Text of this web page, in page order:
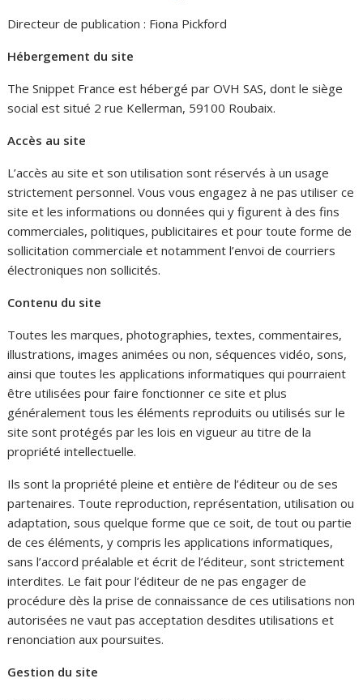
Directeur de publication : Fiona Pickford
Hébergement du site
The Snippet France est hébergé par OVH SAS, dont le siège
social est situé 2 rue Kellerman, 59100 Roubaix.
Accès au site
L’accès au site et son utilisation sont réservés à un usage
strictement personnel. Vous vous engagez à ne pas utiliser ce
site et les informations ou données qui y figurent à des fins
commerciales, politiques, publicitaires et pour toute forme de
sollicitation commerciale et notamment l’envoi de courriers
électroniques non sollicités.
Contenu du site
Toutes les marques, photographies, textes, commentaires,
illustrations, images animées ou non, séquences vidéo, sons,
ainsi que toutes les applications informatiques qui pourraient
être utilisées pour faire fonctionner ce site et plus
généralement tous les éléments reproduits ou utilisés sur le
site sont protégés par les lois en vigueur au titre de la
propriété intellectuelle.
Ils sont la propriété pleine et entière de l’éditeur ou de ses
partenaires. Toute reproduction, représentation, utilisation ou
adaptation, sous quelque forme que ce soit, de tout ou partie
de ces éléments, y compris les applications informatiques,
sans l’accord préalable et écrit de l’éditeur, sont strictement
interdites. Le fait pour l’éditeur de ne pas engager de
procédure dès la prise de connaissance de ces utilisations non
autorisées ne vaut pas acceptation desdites utilisations et
renonciation aux poursuites.
Gestion du site